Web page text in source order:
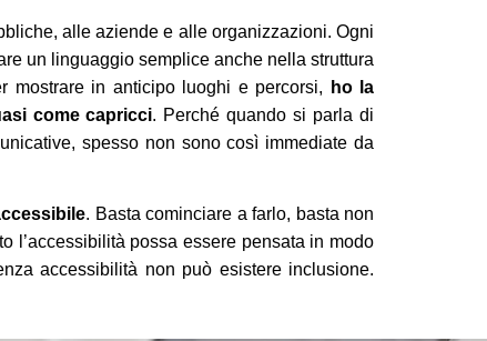
alle aziende e alle organizzazioni. Ogni
un linguaggio semplice anche nella struttura
mostrare in anticipo luoghi e percorsi,
ho la
come capricci. Perché quando si parla di
spesso non sono così immediate da
. Basta cominciare a farlo, basta non
l’accessibilità possa essere pensata in modo
accessibilità non può esistere inclusione.